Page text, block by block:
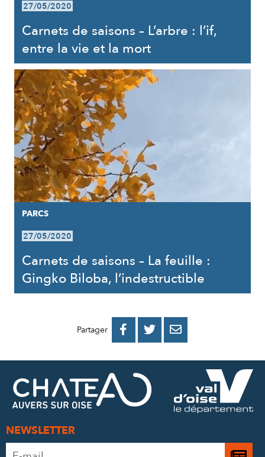
27/05/2020
Carnets de saisons – L’arbre : l’if,
entre la vie et la mort
PARCS
27/05/2020
Carnets de saisons – La feuille :
Gingko Biloba, l’indestructible
Partager 
PARTAGER
FACEBOOK
PARTAGER
PARTAGER
MAIL
NEWSLETTER
Adresse